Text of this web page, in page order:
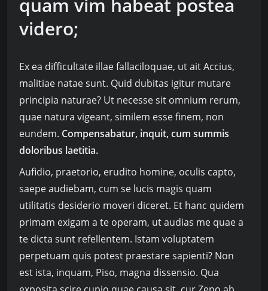
quam vim habeat postea
videro;
Ex ea difficultate illae fallaciloquae, ut ait Accius,
malitiae natae sunt. Quid dubitas igitur mutare
principia naturae? Ut necesse sit omnium rerum,
quae natura vigeant, similem esse finem, non
eundem. Compensabatur, inquit, cum summis
doloribus laetitia.
Aufidio, praetorio, erudito homine, oculis capto,
saepe audiebam, cum se lucis magis quam
utilitatis desiderio moveri diceret. Et hanc quidem
primam exigam a te operam, ut audias me quae a
te dicta sunt refellentem. Istam voluptatem
perpetuam quis potest praestare sapienti? Non
est ista, inquam, Piso, magna dissensio. Qua